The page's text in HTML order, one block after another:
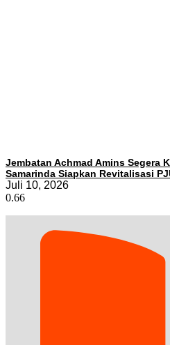
Jembatan Achmad Amins Segera
Samarinda Siapkan Revitalisasi
Juli 10, 2026